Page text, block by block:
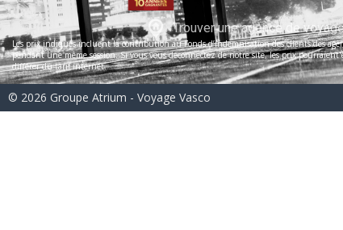
Trouver une agence de
Les prix indiqués incluent la contribution au Fonds d’indemnisation des clients des
pendant une même session. Si vous vous déconnectez de notre site, les prix
différer du tarif internet.
© 2026 Groupe Atrium - Voyage Vasco